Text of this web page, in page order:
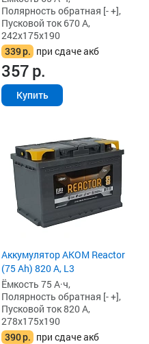
Полярность обратная [- +],
Пусковой ток 670 А,
242x175x190
339р. при сдаче акб
357р.
Купить
Аккумулятор AKOM Reactor
(75 Ah) 820 А, L3
Ёмкость 75 А·ч,
Полярность обратная [- +],
Пусковой ток 820 А,
278x175x190
390р. при сдаче акб